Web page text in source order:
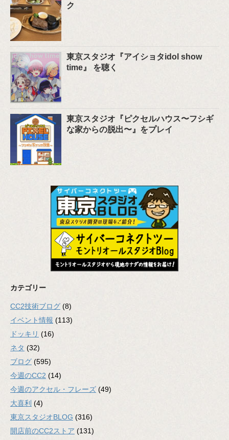
ク
東京スタジオ『アイショタidol show
time』 を聴く
東京スタジオ『ピクセルハウス〜フシギ
な家からの脱出〜』をプレイ
カテゴリー
CC2技術ブログ (8)
イベント情報 (113)
ドッキリ (16)
ネタ (32)
ブログ (595)
今週のCC2 (14)
今週のアクセル・フレーズ (49)
大喜利 (4)
東京スタジオBLOG (316)
開店前のCC2ストア (131)